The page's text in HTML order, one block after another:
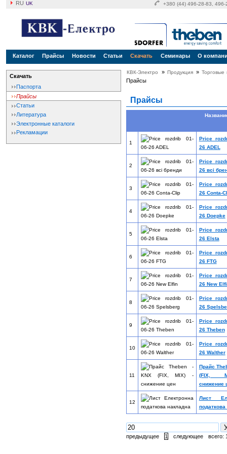
RU UK +380 (44) 496-28-83,
Каталог Прайсы Новости Статьи Скачать Семинары О
Скачать
Паспорта
Прайсы
Статьи
Литература
Электронные каталоги
Рекламации
КВК-Электро » Продукция » Торговые
Прайсы
Прайсы
1
Price
26 ADEL
2
Price
26 всі
3
Price
26 Conta-
4
Price
26 Doepke
5
Price
26 Elsta
6
Price
26 FTG
7
Price
26 New
8
Price
26
9
Price
26 Theben
10
Price
26 Walther
11
Прайс
(FIX,
снижение
12
Лист
податкова
предыдущее 1 следующее всего: